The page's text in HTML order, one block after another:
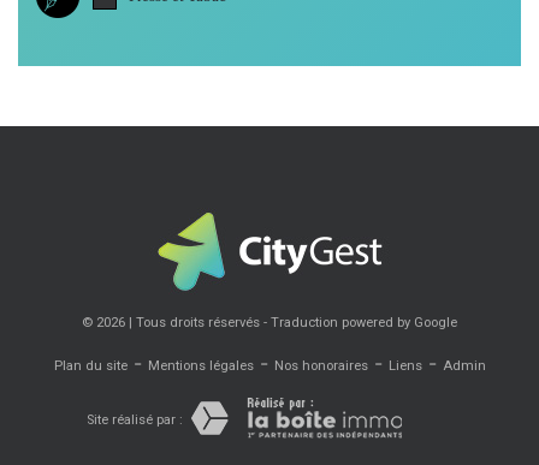
© 2026 | Tous droits réservés - Traduction powered by Google
Plan du site- Mentions légales- Nos honoraires- Liens- Admin
Site réalisé par :